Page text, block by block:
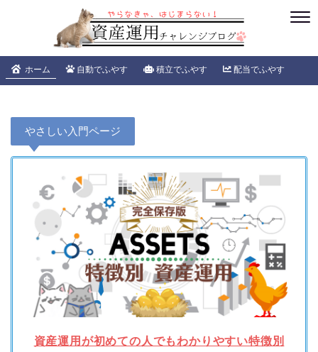
ホーム 自動でふやす 積立でふやす 配当でふやす
やさしい入門ページ
資産運用が初めての人でもわかりやすい特徴別